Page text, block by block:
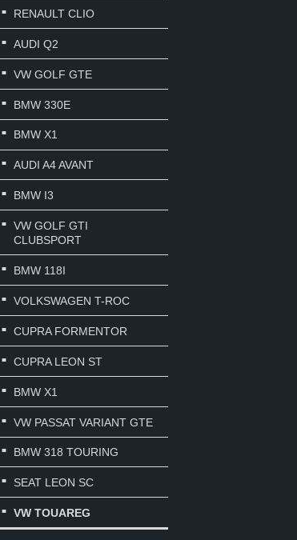
RENAULT CLIO
AUDI Q2
VW GOLF GTE
BMW 330E
BMW X1
AUDI A4 AVANT
BMW I3
VW GOLF GTI
CLUBSPORT
BMW 118I
VOLKSWAGEN T-ROC
CUPRA FORMENTOR
CUPRA LEON ST
BMW X1
VW PASSAT VARIANT GTE
BMW 318 TOURING
SEAT LEON SC
VW TOUAREG